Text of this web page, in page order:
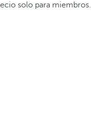
solo para miembros.